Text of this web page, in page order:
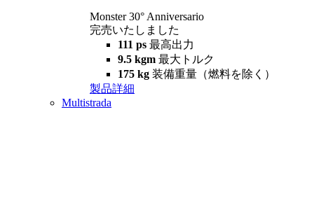
Monster 30° Anniversario
完売いたしました
111 ps 最高出力
9.5 kgm 最大トルク
175 kg 装備重量（燃料を除く）
製品詳細
Multistrada